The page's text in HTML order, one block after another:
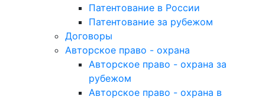
Патентование в России
Патентование за рубежом
Договоры
Авторское право - охрана
Авторское право - охрана за
рубежом
Авторское право - охрана в